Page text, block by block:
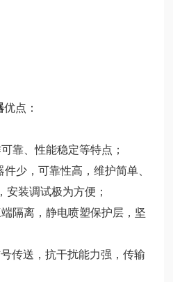
优点：
靠、性能稳定等特点；
少，可靠性高，维护简单、
安装调试极为方便；
隔离，静电喷塑保护层，坚
传送，抗干扰能力强，传输